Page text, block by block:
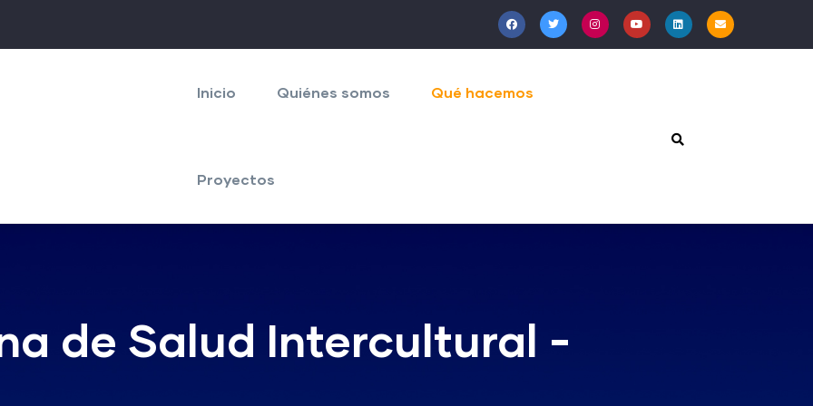
principal
Inicio Quiénes somos Qué hacemos
Proyectos
de Salud Intercultural -